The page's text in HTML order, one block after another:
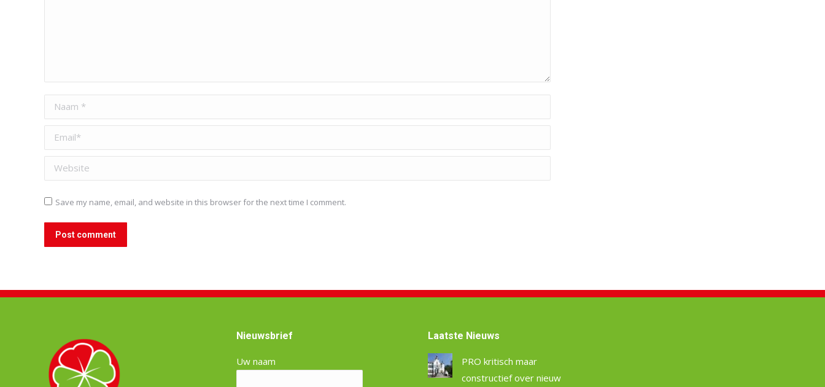
Naam *
Email *
Website
Save my name, email, and website in this browser for the next time I comment.
Post comment
Nieuwsbrief
Uw naam
Laatste Nieuws
PRO kritisch maar
constructief over nieuw